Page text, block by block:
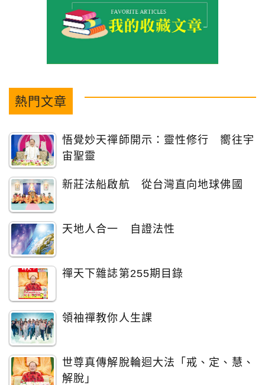
熱門文章
悟覺妙天禪師開示：靈性修行 嚮往宇
宙聖靈
新莊法船啟航 從台灣直向地球佛國
天地人合一 自證法性
禪天下雜誌第255期目錄
領袖禪教你人生課
世尊真傳解脫輪迴大法「戒、定、慧、
解脫」